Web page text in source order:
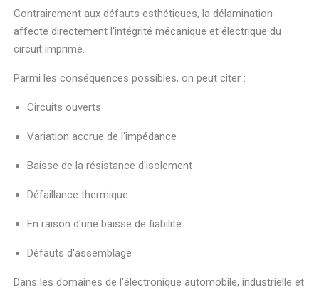
Contrairement aux défauts esthétiques, la délamination
affecte directement l'intégrité mécanique et électrique du
circuit imprimé.
Parmi les conséquences possibles, on peut citer :
Circuits ouverts
Variation accrue de l'impédance
Baisse de la résistance d'isolement
Défaillance thermique
En raison d'une baisse de fiabilité
Défauts d'assemblage
Dans les domaines de l'électronique automobile, industrielle et